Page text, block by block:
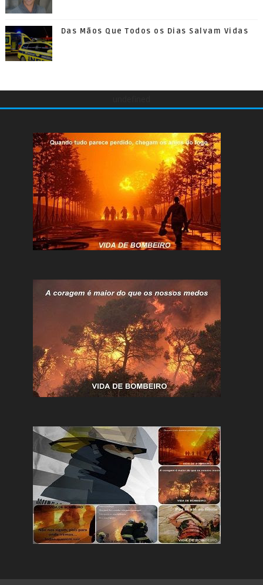
Das Mãos Que Todos os Dias Salvam Vidas